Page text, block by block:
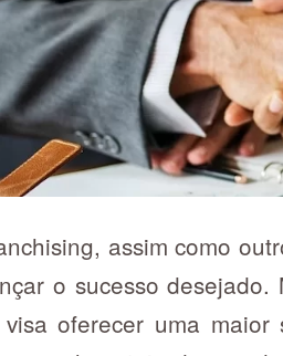
assim como
o sucesso
oferecer uma